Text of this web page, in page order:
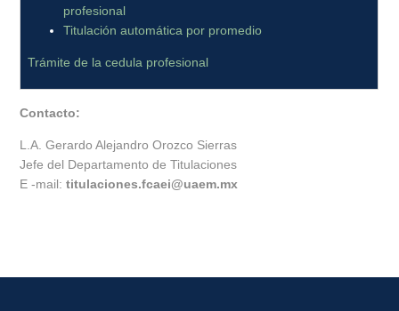
profesional
Titulación automática por promedio
Trámite de la cedula profesional
Contacto:
L.A. Gerardo Alejandro Orozco Sierras
Jefe del Departamento de Titulaciones
E -mail:titulaciones.fcaei@uaem.mx